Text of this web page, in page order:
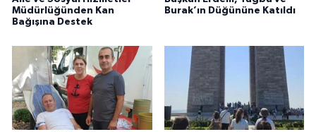
Müdürlüğünden Kan
Bağışına Destek
Burak’ın Düğününe Katıldı